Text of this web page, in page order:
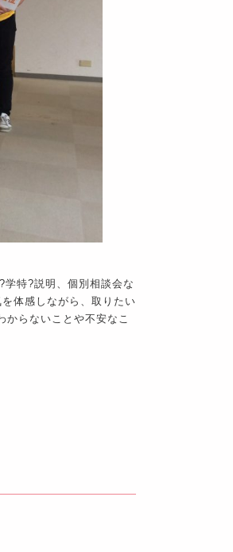
特?説明、個別相談会な
体感しながら、取りたい
からないことや不安なこ